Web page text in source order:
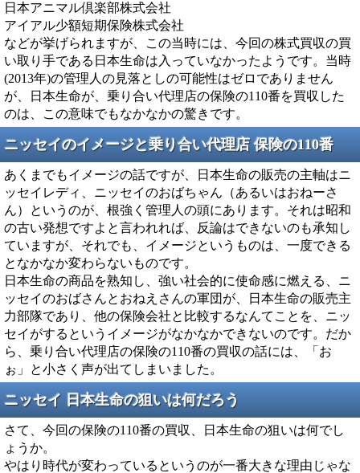
日本アニマル倶楽部株式会社
アイアル少額短期保険株式会社
などが挙げられますが、この当時には、今回の株式買収の買
い取り手である日本生命は入っていなかったようです。当時
(2013年)の管理人の見落としの可能性はゼロでありません
が、日本生命が、乗り合い代理店の保険の110番を買収した
のは、この意味でもなかなかの驚きです。
ニッセイのイメージと乗り合い代理店 保険の110番
あくまでもイメージの話ですが、日本生命の販売の主軸はニ
ッセイレディ、ニッセイのおばちゃん（あるいはおねーさ
ん）というのが、根強く管理人の頭にあります。それは昭和
の古い発想ですよと言われれば、反論はできないのも承知し
ていますが、それでも、イメージというものは、一度できる
となかなか変わらないものです。
日本生命の商品を熟知し、強い社会的に使命感に燃える、ニ
ッセイのおばさんとおねえさんの軍団が、日本生命の販売主
力部隊であり、他の保険会社と比較するなんてことを、ニッ
セイがするというイメージがなかなかできないのです。だか
ら、乗り合い代理店の保険の110番の買収の話には、「お
ぉ」と小さく声が出てしまいました。
ニッセイ 日本生命の狙いは何だろう
さて、今回の保険の110番の買収、日本生命の狙いは何でし
ょうか。
やはり時代が変わっているというのが一番大きな理由じゃな